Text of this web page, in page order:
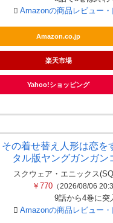
Amazonの商品レビュー
Amazon.co.jp
楽天市場
Yahoo!ショッピング
その着せ替え人形は恋を
タル版ヤングガンガン
スクウェア・エニックス
￥770 （2026/08/06
9話から4巻に突
Amazonの商品レビュー